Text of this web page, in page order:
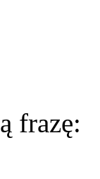
frazę: